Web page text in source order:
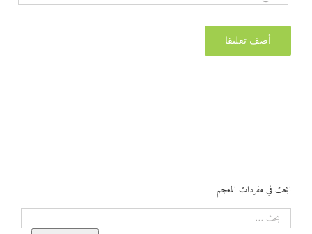
ابحث في مفردات المعجم
البحث